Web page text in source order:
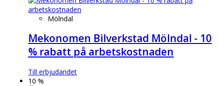
Mölndal
Mekonomen Bilverkstad Mölndal - 10
% rabatt på arbetskostnaden
Till erbjudandet
10 %